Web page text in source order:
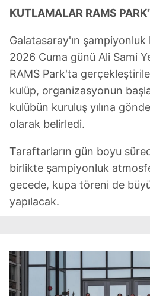
KUTLAMALAR RAMS
Galatasaray'ın şampiyonluk
2026 Cuma günü Ali Sami
RAMS Park'ta
kulüp, organizasyonun
kulübün kuruluş yılına
olarak belirledi.
Taraftarların gün boyu
birlikte şampiyonluk
gecede, kupa töreni de
yapılacak.